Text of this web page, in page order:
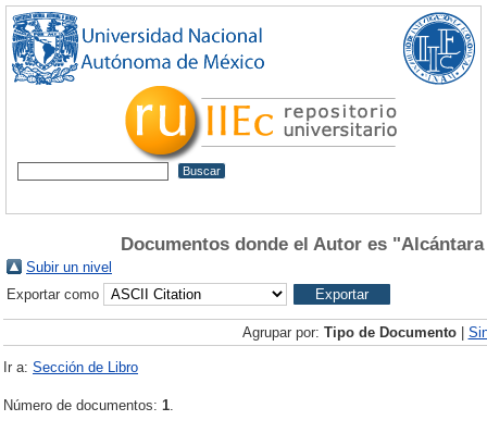
Documentos donde el Autor es "
Subir un nivel
Exportar como
Agrupar por: Tipo de Documento|
Ir a: Sección de Libro
Número de documentos: 1.